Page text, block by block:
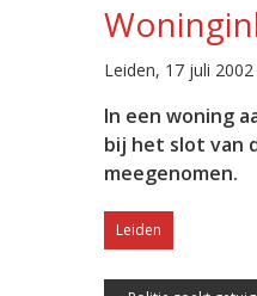
Leiden, 17 juli
In een woning
bij het slot van
meegenomen.
Leiden